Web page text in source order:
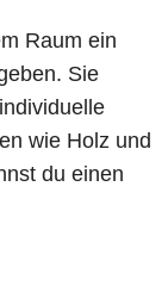
Raum ein
Sie
wie Holz und
du einen